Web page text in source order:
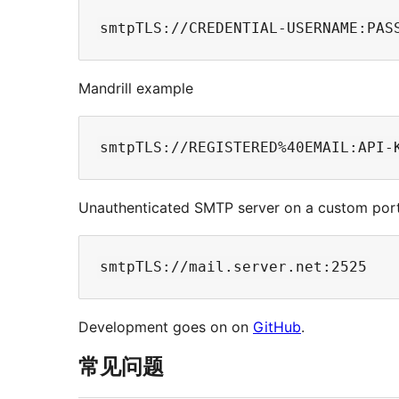
Mandrill example
Unauthenticated SMTP server on a custom
Development goes on on GitHub.
常见问题